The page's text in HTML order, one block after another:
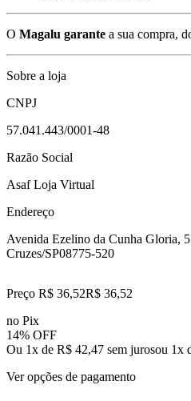
O Magalu garante a sua compra,
Sobre a loja
CNPJ
57.041.443/0001-48
Razão Social
Asaf Loja Virtual
Endereço
Avenida Ezelino da Cunha Gloria,
Cruzes/SP08775-520
Preço R$ 36,52R$ 36,52
no Pix
14% OFF
Ou 1x de R$ 42,47 sem jurosou 1x
Ver opções de pagamento